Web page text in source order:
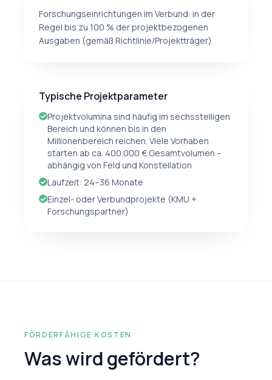
Forschungseinrichtungen im Verbund: in der
Regel bis zu 100 % der projektbezogenen
Ausgaben (gemäß Richtlinie/Projektträger)
Typische Projektparameter
Projektvolumina sind häufig im sechsstelligen
Bereich und können bis in den
Millionenbereich reichen. Viele Vorhaben
starten ab ca. 400.000 € Gesamtvolumen –
abhängig von Feld und Konstellation
Laufzeit: 24–36 Monate
Einzel- oder Verbundprojekte (KMU +
Forschungspartner)
FÖRDERFÄHIGE KOSTEN
Was wird gefördert?